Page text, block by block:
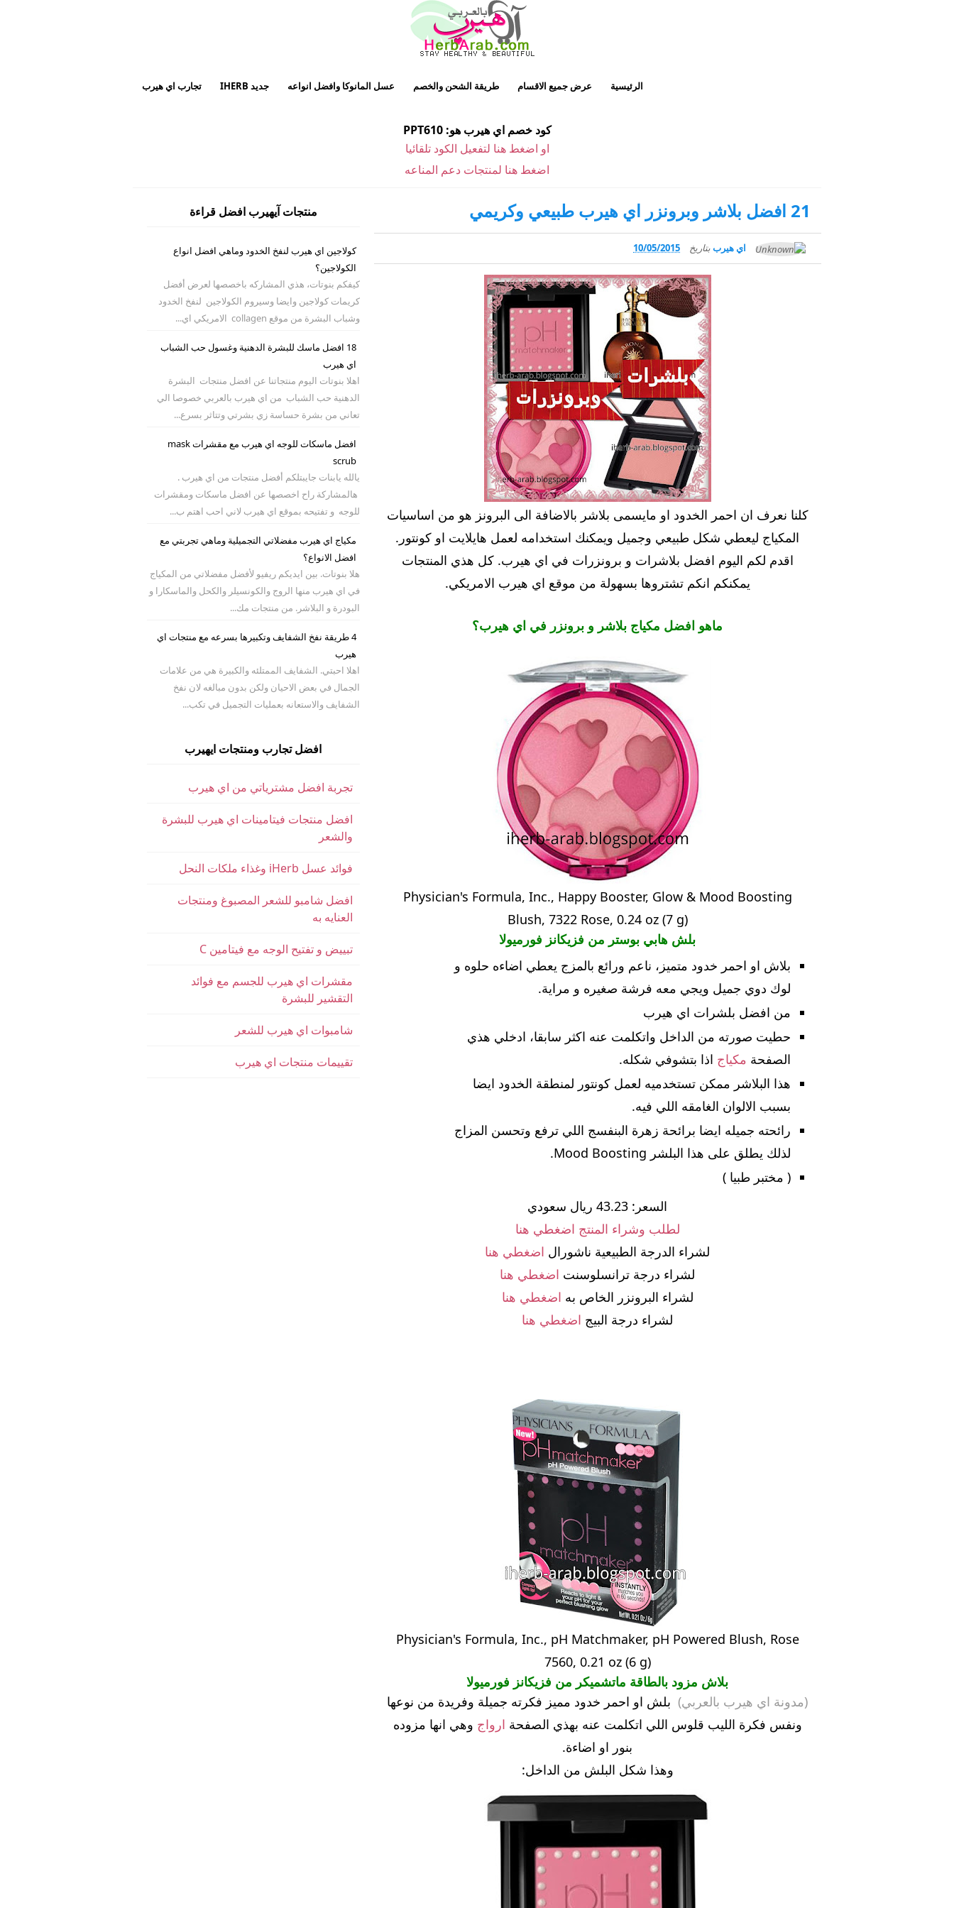
الرئيسية عرض جميع الاقسام طريقة الشحن والخصم عسل المانوكا وافضل انواعه جديد IHERB تجارب اي هيرب
كود خصم اي هيرب هو: PPT610
او اضغط هنا لتفعيل الكود تلقائيا
اضغط هنا لمنتجات دعم المناعه
21 افضل بلاشر وبرونزر اي هيرب طبيعي وكريمي
اي هيرببتاريخ 10/05/2015
كلنا نعرف ان احمر الخدود او مايسمى بلاشر بالاضافة الى البرونز هو من اساسيات
المكياج ليعطي شكل طبيعي وجميل ويمكنك استخدامه لعمل هايلايت او كونتور.
اقدم لكم اليوم افضل بلاشرات و برونزرات في اي هيرب. كل هذي المنتجات
يمكنكم انكم تشتروها بسهولة من موقع اي هيرب الامريكي.
ماهو افضل مكياج بلاشر و برونزر في اي هيرب؟
Physician's Formula, Inc., Happy Booster, Glow & Mood Boosting
Blush, 7322 Rose, 0.24 oz (7 g)
بلش هابي بوستر من فزيكانز فورميولا
بلاش او احمر خدود متميز، ناعم ورائع بالمزج يعطي اضاءه حلوه و
لوك دوي جميل ويجي معه فرشة صغيره و مراية.
من افضل بلشرات اي هيرب
حطيت صورته من الداخل واتكلمت عنه اكثر سابقا، ادخلي هذي
الصفحة مكياج اذا بتشوفي شكله.
هذا البلاشر ممكن تستخدميه لعمل كونتور لمنطقة الخدود ايضا
بسبب الالوان الغامقه اللي فيه.
رائحته جميله ايضا برائحة زهرة البنفسج اللي ترفع وتحسن المزاج
لذلك يطلق على هذا البلشر Mood Boosting.
( مختبر طبيا )
السعر: 43.23 ريال سعودي
لطلب وشراء المنتج اضغطي هنا
لشراء الدرجة الطبيعية ناشورال اضغطي هنا
لشراء درجة ترانسلوسنت اضغطي هنا
لشراء البرونزر الخاص به اضغطي هنا
لشراء درجة البيج اضغطي هنا
Physician's Formula, Inc., pH Matchmaker, pH Powered Blush, Rose
7560, 0.21 oz (6 g)
بلاش مزود بالطاقة ماتشميكر من فزيكانز فورميولا
(مدونة اي هيرب بالعربي) بلش او احمر خدود مميز فكرته جميلة وفريدة من نوعها
ونفس فكرة الليب قلوس اللي اتكلمت عنه بهذي الصفحة ارواج وهي انها مزوده
بنور او اضاءة.
وهذا شكل البلش من الداخل:
منتجات آيهيرب افضل قراءة
كولاجين اي هيرب لنفخ الخدود وماهي افضل انواع
الكولاجين؟
كيفكم بنوتات، هذي المشاركه باخصصها لعرض أفضل
كريمات كولاجين وايضا وسيروم الكولاجين لنفخ الخدود
وشباب البشرة من موقع collagen الامريكي اي...
18 افضل ماسك للبشرة الدهنية وغسول حب الشباب
اي هيرب
اهلا بنوتات اليوم منتجاتنا عن افضل منتجات البشرة
الدهنية حب الشباب من اي هيرب بالعربي خصوصا الي
تعاني من بشرة حساسة زي بشرتي وتتاثر بسرع...
افضل ماسكات للوجه اي هيرب مع مقشرات mask
scrub
يالله يابنات جايبتلكم أفضل منتجات من اي هيرب .
هالمشاركة راح اخصصها عن افضل ماسكات ومقشرات
للوجه و تفتيحه بموقع اي هيرب لاني احب اهتم ب...
مكياج اي هيرب مفضلاتي التجميلية وماهي تجربتي مع
افضل الانواع؟
هلا بنوتات. بين ايديكم ريفيو لأفضل مفضلاتي من المكياج
في اي هيرب منها الروج والكونسيلر والكحل والماسكارا و
البودرة و البلاشر. من منتجات مك...
4 طريقة نفخ الشفايف وتكبيرها بسرعه مع منتجات اي
هيرب
اهلا احبتي. الشفايف الممتلئه والكبيرة هي من علامات
الجمال في بعض الاحيان ولكن بدون مبالغه لان نفخ
الشفايف والاستعانه بعمليات التجميل في تكب...
افضل تجارب ومنتجات ايهيرب
تجربة افضل مشترياتي من اي هيرب
افضل منتجات فيتامينات اي هيرب للبشرة
والشعر
فوائد عسل iHerb وغذاء ملكات النحل
افضل شامبو للشعر المصبوغ ومنتجات
العنايه به
تبييض و تفتيح الوجه مع فيتامين C
مقشرات اي هيرب للجسم مع فوائد
التقشير للبشرة
شامبوات اي هيرب للشعر
تقييمات منتجات اي هيرب